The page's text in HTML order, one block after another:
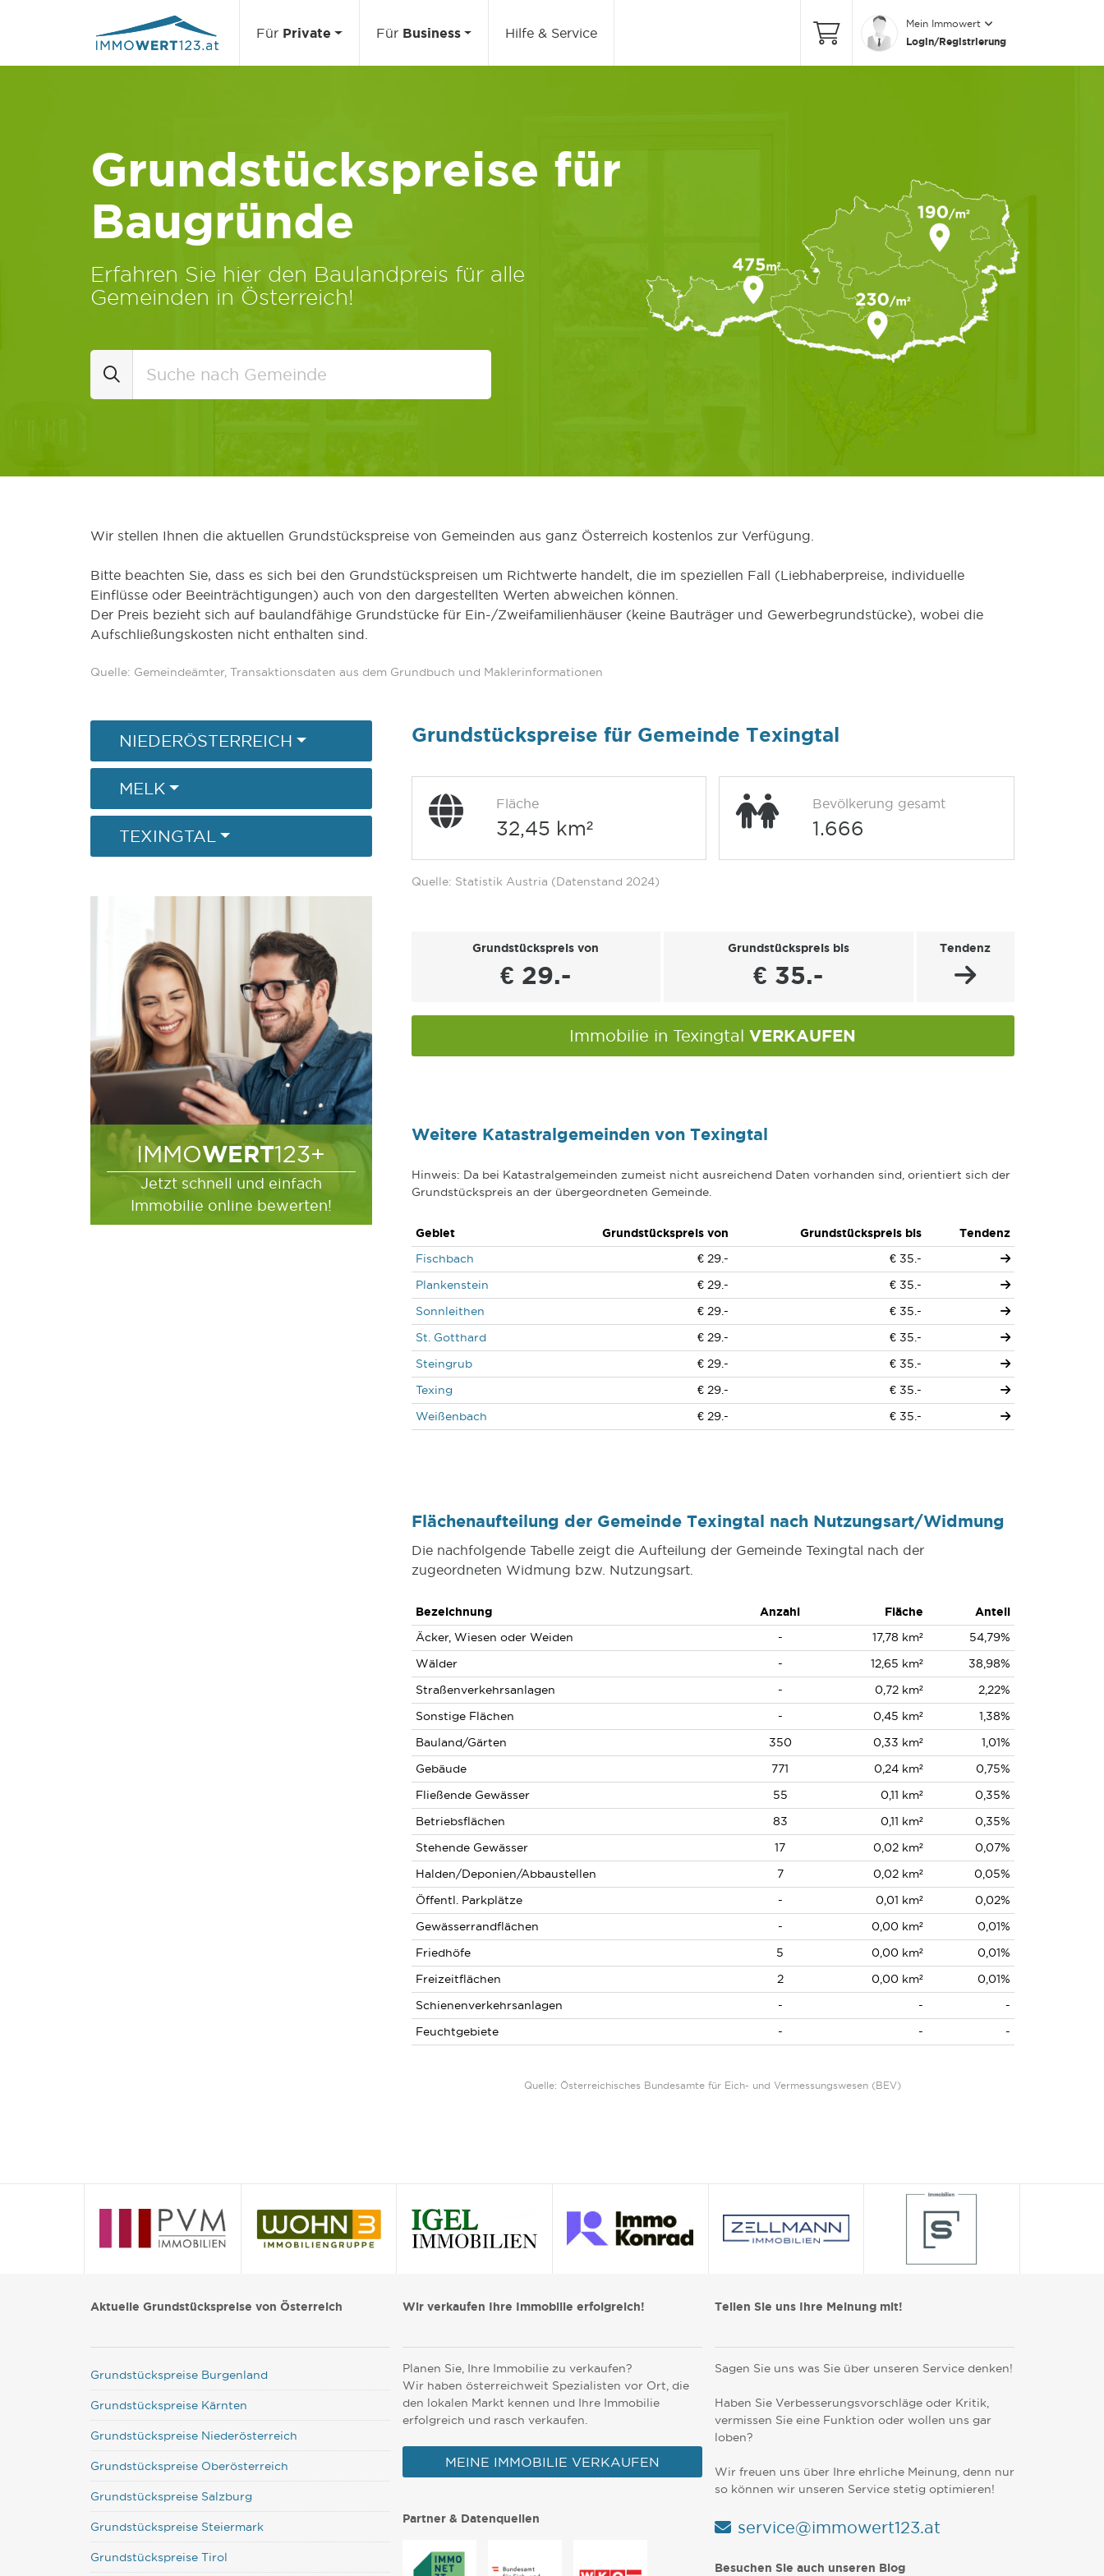
Für Private Für Business Hilfe & Service
Mein Immowert
Login/Registrierung
Grundstückspreise für
Baugründe
Erfahren Sie hier den Baulandpreis für alle
Gemeinden in Österreich!
Wir stellen Ihnen die aktuellen Grundstückspreise von Gemeinden aus ganz Österreich kostenlos zur Verfügung.
Bitte beachten Sie, dass es sich bei den Grundstückspreisen um Richtwerte handelt, die im speziellen Fall (Liebhaberpreise, individuelle
Einflüsse oder Beeinträchtigungen) auch von den dargestellten Werten abweichen können.
Der Preis bezieht sich auf baulandfähige Grundstücke für Ein-/Zweifamilienhäuser (keine Bauträger und Gewerbegrundstücke), wobei die
Aufschließungskosten nicht enthalten sind.
Quelle: Gemeindeämter, Transaktionsdaten aus dem Grundbuch und Maklerinformationen
NIEDERÖSTERREICH
MELK
TEXINGTAL
IMMOWERT123+
Jetzt schnell und einfach
Immobilie online bewerten!
Grundstückspreise für Gemeinde Texingtal
Fläche
32,45 km²
Bevölkerung gesamt
1.666
Quelle: Statistik Austria (Datenstand 2024)
Grundstückspreis von
€ 29.-
Grundstückspreis bis
€ 35.-
Tendenz
Immobilie in Texingtal VERKAUFEN
Weitere Katastralgemeinden von Texingtal
Hinweis: Da bei Katastralgemeinden zumeist nicht ausreichend Daten vorhanden sind, orientiert sich der
Grundstückspreis an der übergeordneten Gemeinde.
Gebiet Grundstückspreis von Grundstückspreis bis
Tendenz
Fischbach
€ 29.-
€ 35.-
Plankenstein
€ 29.-
€ 35.-
Sonnleithen
€ 29.-
€ 35.-
St. Gotthard
€ 29.-
€ 35.-
Steingrub
€ 29.-
€ 35.-
Texing
€ 29.-
€ 35.-
Weißenbach
€ 29.- € 35.-
Flächenaufteilung der Gemeinde Texingtal nach Nutzungsart/Widmung
Die nachfolgende Tabelle zeigt die Aufteilung der Gemeinde Texingtal nach der
zugeordneten Widmung bzw. Nutzungsart.
Bezeichnung Anzahl Fläche
Anteil
Äcker, Wiesen oder Weiden
- 17,78 km²
54,79%
Wälder
- 12,65 km²
38,98%
Straßenverkehrsanlagen
- 0,72 km²
2,22%
Sonstige Flächen
- 0,45 km²
1,38%
Bauland/Gärten
350 0,33 km²
1,01%
Gebäude
771 0,24 km²
0,75%
Fließende Gewässer
55 0,11 km²
0,35%
Betriebsflächen
83 0,11 km²
0,35%
Stehende Gewässer
17 0,02 km²
0,07%
Halden/Deponien/Abbaustellen
7 0,02 km²
0,05%
Öffentl. Parkplätze
- 0,01 km²
0,02%
Gewässerrandflächen
- 0,00 km²
0,01%
Friedhöfe
5 0,00 km²
0,01%
Freizeitflächen
2 0,00 km²
0,01%
Schienenverkehrsanlagen
- -
-
Feuchtgebiete
- - -
Quelle: Österreichisches Bundesamte für Eich- und Vermessungswesen (BEV)
Aktuelle Grundstückspreise von Österreich
Grundstückspreise Burgenland
Grundstückspreise Kärnten
Grundstückspreise Niederösterreich
Grundstückspreise Oberösterreich
Grundstückspreise Salzburg
Grundstückspreise Steiermark
Grundstückspreise Tirol
Wir verkaufen Ihre Immobilie erfolgreich!
Planen Sie, Ihre Immobilie zu verkaufen?
Wir haben österreichweit Spezialisten vor Ort, die
den lokalen Markt kennen und Ihre Immobilie
erfolgreich und rasch verkaufen.
MEINE IMMOBILIE VERKAUFEN
Partner & Datenquellen
Teilen Sie uns Ihre Meinung mit!
Sagen Sie uns was Sie über unseren Service denken!
Haben Sie Verbesserungsvorschläge oder Kritik,
vermissen Sie eine Funktion oder wollen uns gar
loben?
Wir freuen uns über Ihre ehrliche Meinung, denn nur
so können wir unseren Service stetig optimieren!
service@immowert123.at
Besuchen Sie auch unseren Blog